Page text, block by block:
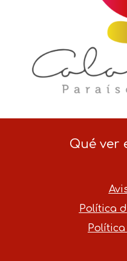
Qué ver
Política